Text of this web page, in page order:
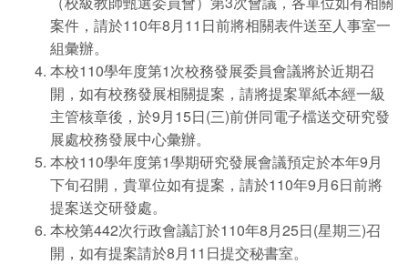
案件，請於110年8月11日前將相關表件送至人事室一
組彙辦。
本校110學年度第1次校務發展委員會議將於近期召
開，如有校務發展相關提案，請將提案單紙本經一級
主管核章後，於9月15日(三)前併同電子檔送交研究發
展處校務發展中心彙辦。
本校110學年度第1學期研究發展會議預定於本年9月
下旬召開，貴單位如有提案，請於110年9月6日前將
提案送交研發處。
本校第442次行政會議訂於110年8月25日(星期三)召
開，如有提案請於8月11日提交秘書室。